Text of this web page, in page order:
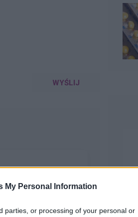
My Personal Information
parties, or processing of your personal or
WYŚLIJ
zaczęłam plamić
a miesiączek
że moje plamienia